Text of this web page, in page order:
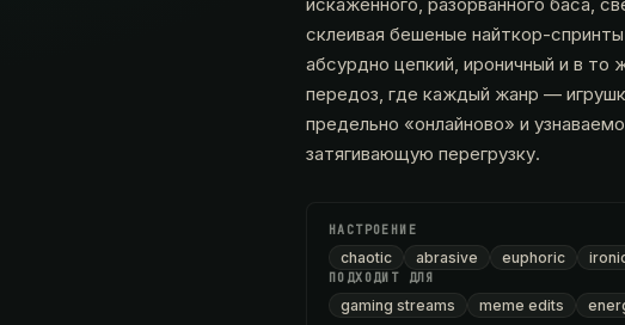
склеивая бешеные найткор-
абсурдно цепкий, ироничный и в то
передоз, где каждый жанр —
предельно «онлайново» и
затягивающую перегрузку.
НАСТРОЕНИЕ
chaotic abrasive euphoric
ПОДХОДИТ ДЛЯ
gaming streams meme edits